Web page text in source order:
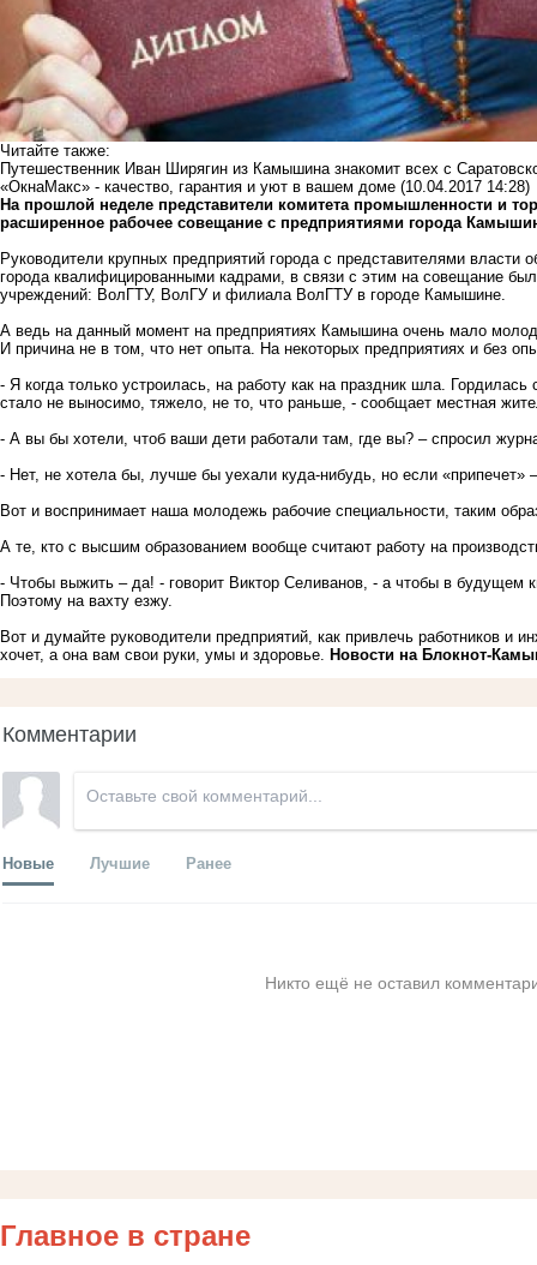
Читайте также:
Путешественник Иван Ширягин из Камышина знакомит всех с
«ОкнаМакс» - качество, гарантия и уют в вашем доме (10.04.2017 14:28)
На прошлой неделе представители комитета промышленности и
расширенное рабочее совещание с предприятиями города
Руководители крупных предприятий города с представителями власти
города квалифицированными кадрами, в связи с этим на совещание
учреждений: ВолГТУ, ВолГУ и филиала ВолГТУ в городе Камышине.
А ведь на данный момент на предприятиях Камышина очень мало
И причина не в том, что нет опыта. На некоторых предприятиях и без
- Я когда только устроилась, на работу как на праздник шла.
стало не выносимо, тяжело, не то, что раньше, - сообщает местная
- А вы бы хотели, чтоб ваши дети работали там, где вы? – спросил
- Нет, не хотела бы, лучше бы уехали куда-нибудь, но если «припечет»
Вот и воспринимает наша молодежь рабочие специальности, таким
А те, кто с высшим образованием вообще считают работу на
- Чтобы выжить – да! - говорит Виктор Селиванов, - а чтобы в будущем
Поэтому на вахту езжу.
Вот и думайте руководители предприятий, как привлечь работников и
хочет, а она вам свои руки, умы и здоровье. Новости на Блoкнoт-
Комментарии
Новые Лучшие Ранее
Никто ещё не оставил
Главное в стране